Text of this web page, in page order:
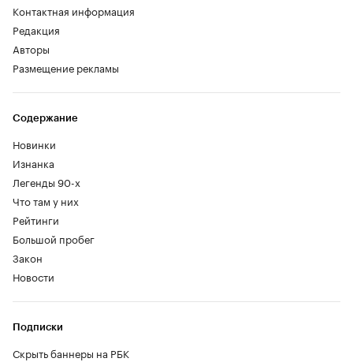
Контактная информация
Редакция
Авторы
Размещение рекламы
Содержание
Новинки
Изнанка
Легенды 90-х
Что там у них
Рейтинги
Большой пробег
Закон
Новости
Подписки
Скрыть баннеры на РБК